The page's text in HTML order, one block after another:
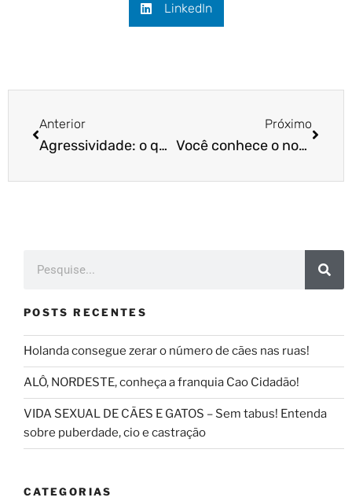
LinkedIn
Anterior
Agressividade: o que é preciso saber?
Próximo
Você conhece o nosso Espaço Adoção?
POSTS RECENTES
Holanda consegue zerar o número de cães nas ruas!
ALÔ, NORDESTE, conheça a franquia Cao Cidadão!
VIDA SEXUAL DE CÃES E GATOS – Sem tabus! Entenda
sobre puberdade, cio e castração
CATEGORIAS